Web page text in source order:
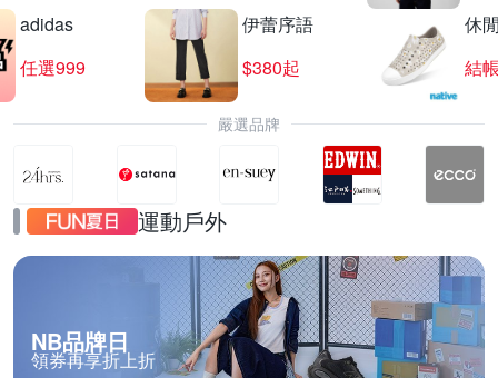
adidas
任選999
伊蕾序語
$380起
休
結
嚴選品牌
運動戶外
NB品牌日
領券再享折上折